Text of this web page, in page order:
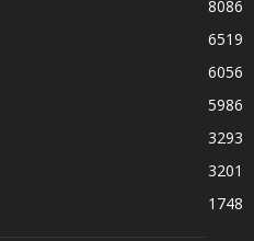
8086
6519
6056
5986
3293
3201
1748